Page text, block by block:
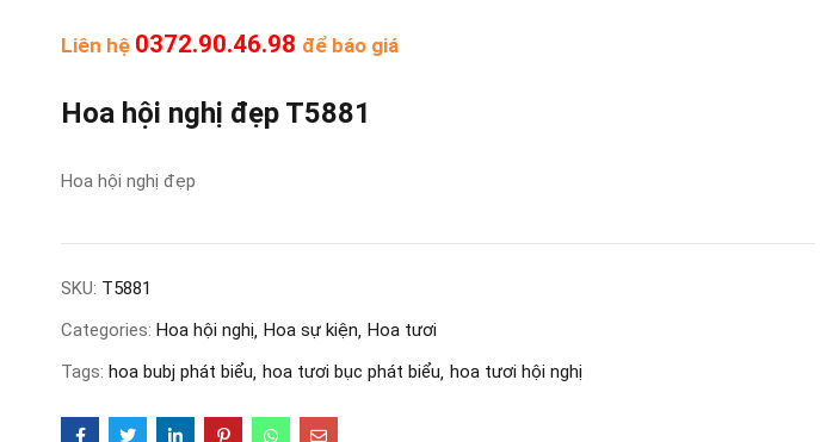
Liên hệ 0372.90.46.98 để báo giá
Hoa hội nghị đẹp T5881
Hoa hội nghị đẹp
SKU: T5881
Categories: Hoa hội nghị Hoa sự kiện Hoa tươi
Tags: hoa bubj phát biểu hoa tươi bục phát biểu hoa tươi hội nghị